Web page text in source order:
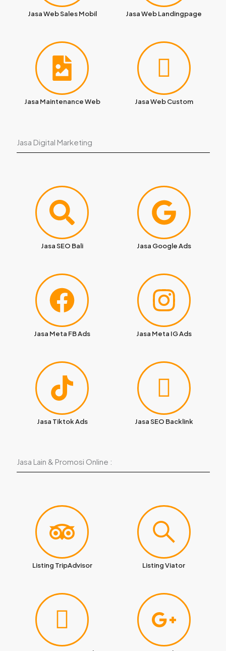
Jasa Web Sales Mobil Jasa Web Landingpage
Jasa Maintenance Web Jasa Web Custom
Jasa Digital Marketing
Jasa SEO Bali Jasa Google Ads
Jasa Meta FB Ads Jasa Meta IG Ads
Jasa Tiktok Ads Jasa SEO Backlink
Jasa Lain & Promosi Online :
Listing TripAdvisor Listing Viator